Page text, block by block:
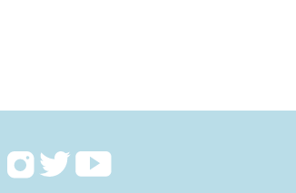
RejoignezRejoignezRejoignez